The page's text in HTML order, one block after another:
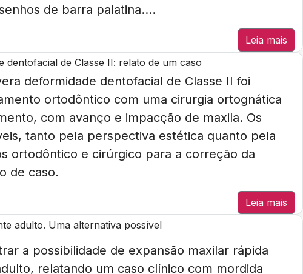
de barra palatina....
Leia mais
de Classe II: relato de um caso
deformidade dentofacial de Classe II foi
ortodôntico com uma cirurgia ortognática
com avanço e impacção de maxila. Os
tanto pela perspectiva estética quanto pela
ortodôntico e cirúrgico para a correção da
de caso.
Leia mais
adulto. Uma alternativa possível
a possibilidade de expansão maxilar rápida
relatando um caso clínico com mordida